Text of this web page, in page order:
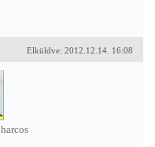
Elküldve: 2012.12.14. 16:08